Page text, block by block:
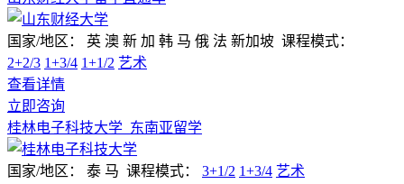
国家/地区： 英 澳 新 加 韩 马 俄 法 新加坡 课程模式：
2+2/3 1+3/4 1+1/2 艺术
查看详情
立即咨询
桂林电子科技大学_东南亚留学
国家/地区： 泰 马 课程模式： 3+1/2 1+3/4 艺术